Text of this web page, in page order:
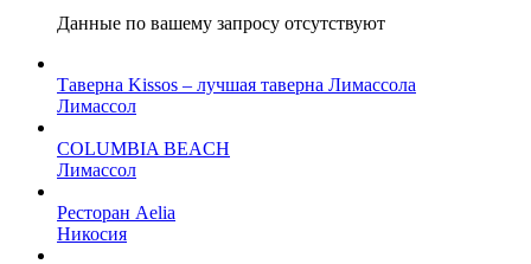
Данные по вашему запросу отсутствуют
Таверна Kissos – лучшая таверна Лимассола
Лимассол
COLUMBIA BEACH
Лимассол
Ресторан Aelia
Никосия